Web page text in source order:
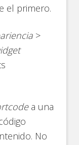
el primero.
>
a una
No